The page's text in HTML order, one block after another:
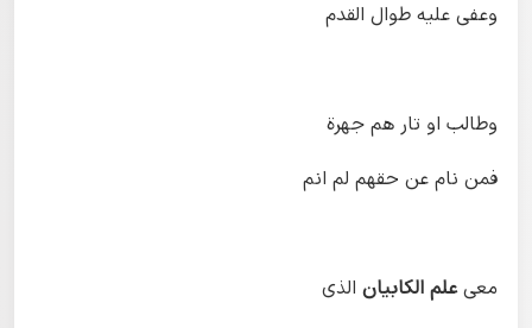
وعفی علیه طوال القدم
وطالب او تار هم جهرة
فمن نام عن حقهم لم انم
معیعلم الکابیان الذی